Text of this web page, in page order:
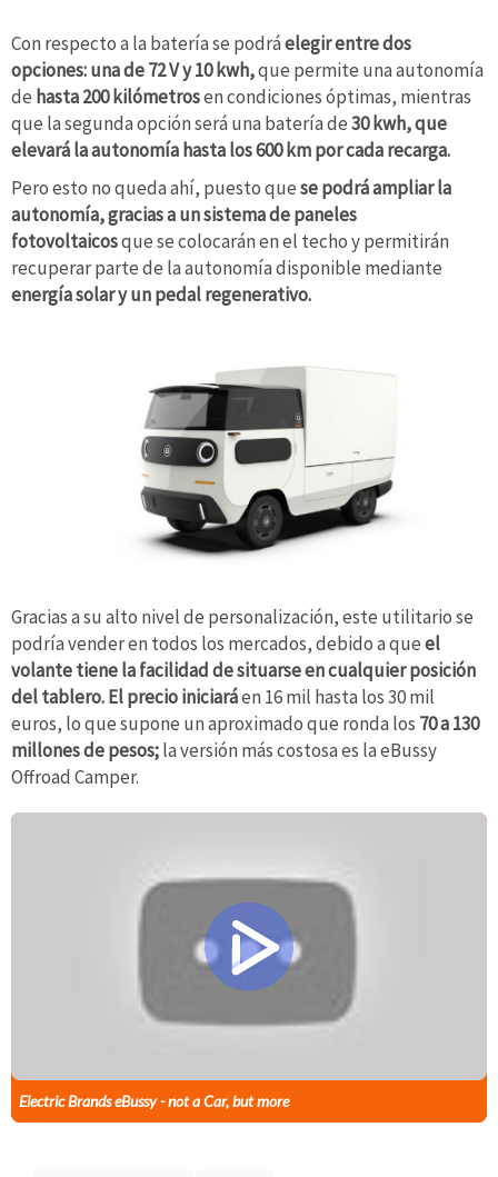
Con respecto a la batería se podráelegir entre dos
opciones: una de 72 V y 10 kwh,que permite una autonomía
de hasta 200 kilómetrosen condiciones óptimas, mientras
que la segunda opción será una batería de30 kwh, que
elevará la autonomía hasta los 600 km por cada recarga.
Pero esto no queda ahí, puesto quese podrá ampliar la
autonomía, gracias a un sistema de paneles
fotovoltaicosque se colocarán en el techo y permitirán
recuperar parte de la autonomía disponible mediante
energía solar y un pedal regenerativo.
Gracias a su alto nivel de personalización, este utilitario se
podría vender en todos los mercados, debido a queel
volante tiene la facilidad de situarse en cualquier posición
del tablero. El precio iniciaráen 16 mil hasta los 30 mil
euros, lo que supone un aproximado que ronda los 70 a 130
millones de pesos;la versión más costosa es la eBussy
Offroad Camper.
Electric Brands eBussy - not a Car, but more